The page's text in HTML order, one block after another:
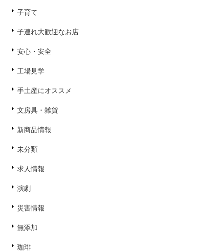
子育て
子連れ大歓迎なお店
安心・安全
工場見学
手土産にオススメ
文房具・雑貨
新商品情報
未分類
求人情報
演劇
災害情報
無添加
珈琲